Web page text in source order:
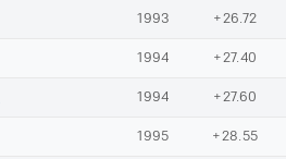
1993 +26.72
1994 +27.40
1994 +27.60
1995 +28.55